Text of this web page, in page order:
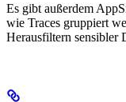
Es gibt außerdem
wie Traces gruppiert
Herausfiltern sensibler